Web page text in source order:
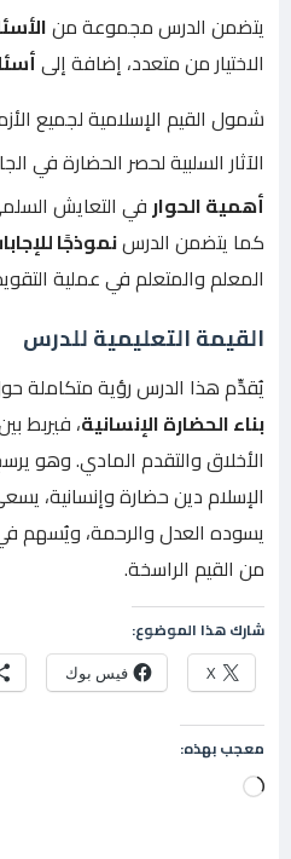
يتضمن الدرس مجموعة من
الاختيار من متعدد، إضافة إلى
شمول القيم الإسلامية لجميع
الآثار السلبية لحصر الحضارة في
أهمية الحوارفي التعايش
كما يتضمن الدرسنموذجًا
المعلم والمتعلم في عملية
القيمة التعليمية للدرس
يُقدِّم هذا الدرس رؤية متكاملة
بناء الحضارة الإنسانية، فيربط
الأخلاق والتقدم المادي. وهو
الإسلام دين حضارة وإنسانية،
يسوده العدل والرحمة، ويُسهم
من القيم الراسخة.
شارك هذا الموضوع:
X فيس بوك
معجب بهذه:
جاري